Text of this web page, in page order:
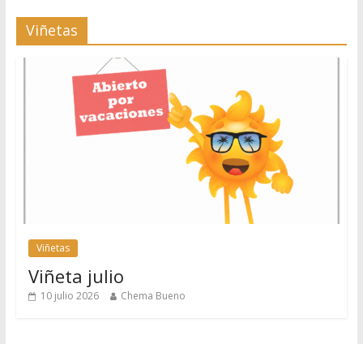
Viñetas
Viñetas
Viñeta julio
10 julio 2026 Chema Bueno